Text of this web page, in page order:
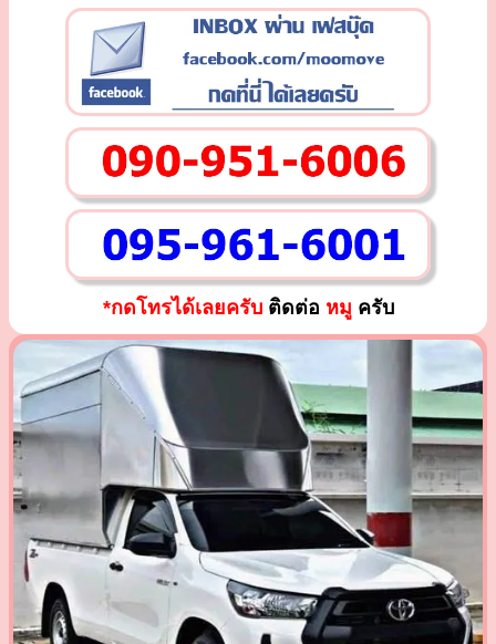
*กดโทรได้เลยครับติดต่อ หมู ครับ